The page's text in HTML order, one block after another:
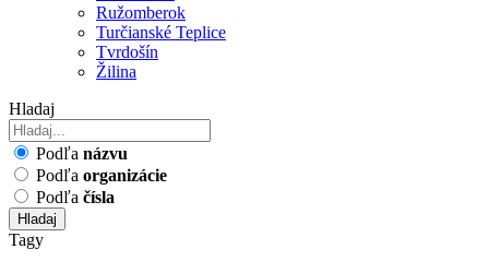
Ružomberok
Turčianské Teplice
Tvrdošín
Žilina
Hladaj
Podľa názvu
Podľa organizácie
Podľa čísla
Hladaj
Tagy